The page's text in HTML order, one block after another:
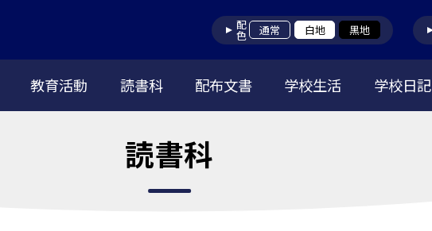
配色 通常 白地 黒地
教育活動 読書科 配布文書 学校生活 学校日記
読書科